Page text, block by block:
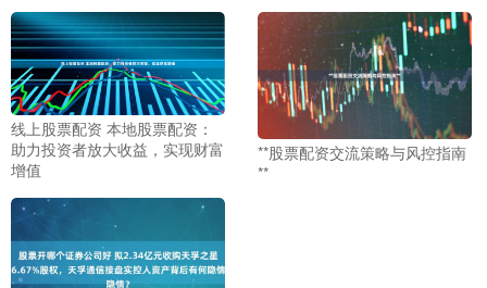
线上股票配资 本地股票配资：
助力投资者放大收益，实现财富
增值
**股票配资交流策略与风控指南
**